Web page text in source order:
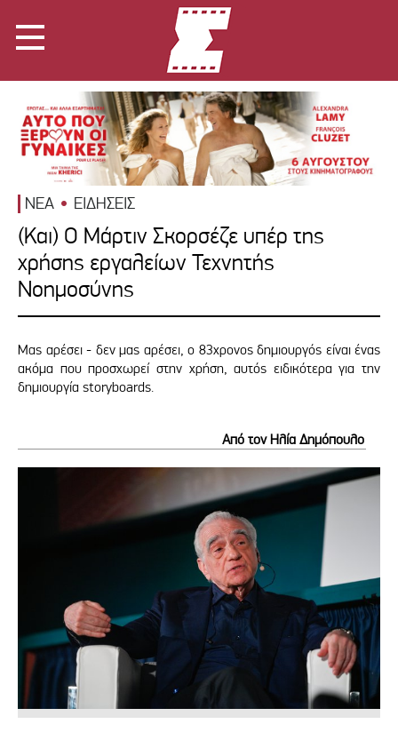
ΝΕΑ ΕΙΔΗΣΕΙΣ
(Και) Ο Μάρτιν Σκορσέζε υπέρ της
χρήσης εργαλείων Τεχνητής
Νοημοσύνης
Μας αρέσει - δεν μας αρέσει, ο 83χρονος δημιουργός είναι ένας
ακόμα που προσχωρεί στην χρήση, αυτός ειδικότερα για την
δημιουργία storyboards.
Από τον Ηλία Δημόπουλο